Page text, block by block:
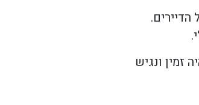
זמין ונגיש